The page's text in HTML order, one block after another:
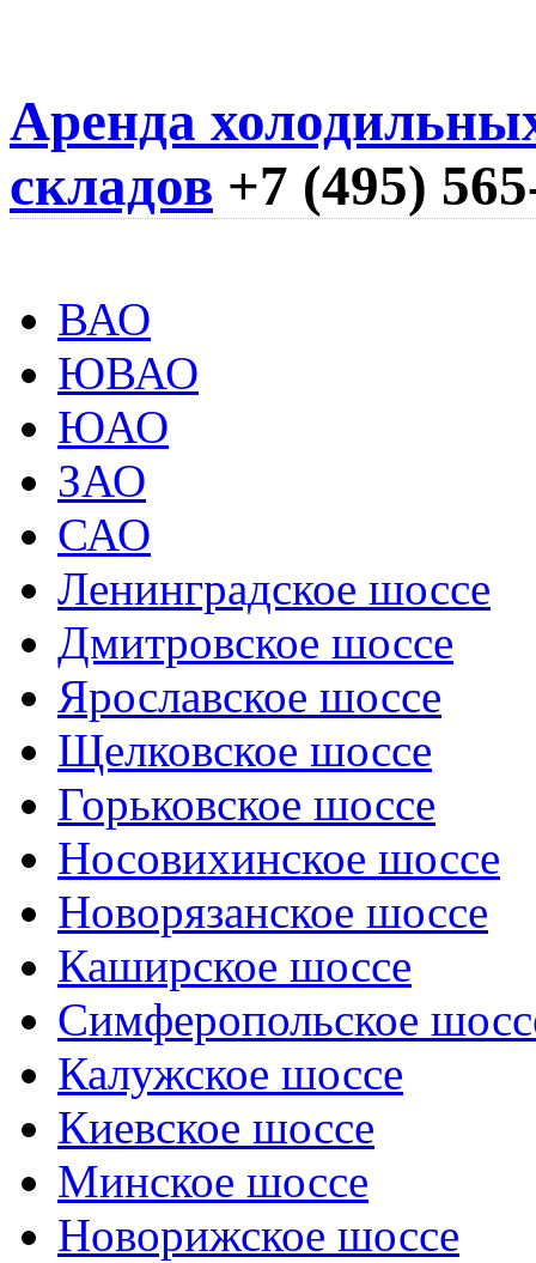
Аренда
складов +7 (495)
ВАО
ЮВАО
ЮАО
ЗАО
САО
Ленинградское шоссе
Дмитровское шоссе
Ярославское шоссе
Щелковское шоссе
Горьковское шоссе
Носовихинское шоссе
Новорязанское шоссе
Каширское шоссе
Симферопольское
Калужское шоссе
Киевское шоссе
Минское шоссе
Новорижское шоссе